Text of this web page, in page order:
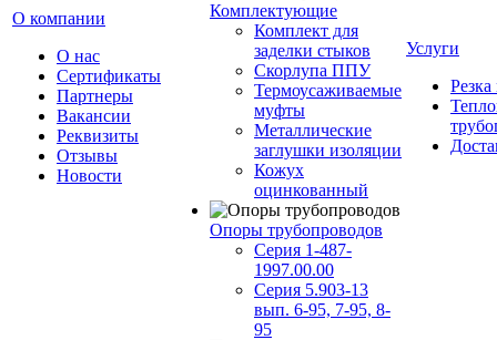
О компании
О нас
Сертификаты
Партнеры
Вакансии
Реквизиты
Отзывы
Новости
Комплектующие
Комплект для
заделки стыков
Скорлупа ППУ
Термоусаживаемые
муфты
Металлические
заглушки изоляции
Кожух
оцинкованный
Опоры трубопроводов
Серия 1-487-
1997.00.00
Серия 5.903-13
вып. 6-95, 7-95, 8-
95
Услуги
Резка